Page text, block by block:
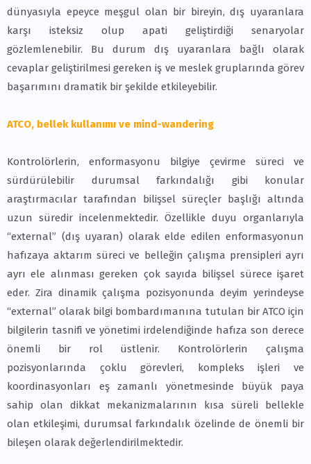
dünyasıyla epeyce meşgul olan bir bireyin, dış uyaranlara
karşı isteksiz olup apati geliştirdiği senaryolar
gözlemlenebilir. Bu durum dış uyaranlara bağlı olarak
cevaplar geliştirilmesi gereken iş ve meslek gruplarında görev
başarımını dramatik bir şekilde etkileyebilir.
ATCO, bellek kullanımı ve mind-wandering
Kontrolörlerin, enformasyonu bilgiye çevirme süreci ve
sürdürülebilir durumsal farkındalığı gibi konular
araştırmacılar tarafından bilişsel süreçler başlığı altında
uzun süredir incelenmektedir. Özellikle duyu organlarıyla
“external” (dış uyaran) olarak elde edilen enformasyonun
hafızaya aktarım süreci ve belleğin çalışma prensipleri ayrı
ayrı ele alınması gereken çok sayıda bilişsel sürece işaret
eder. Zira dinamik çalışma pozisyonunda deyim yerindeyse
“external” olarak bilgi bombardımanına tutulan bir ATCO için
bilgilerin tasnifi ve yönetimi irdelendiğinde hafıza son derece
önemli bir rol üstlenir. Kontrolörlerin çalışma
pozisyonlarında çoklu görevleri, kompleks işleri ve
koordinasyonları eş zamanlı yönetmesinde büyük paya
sahip olan dikkat mekanizmalarının kısa süreli bellekle
olan etkileşimi, durumsal farkındalık özelinde de önemli bir
bileşen olarak değerlendirilmektedir.